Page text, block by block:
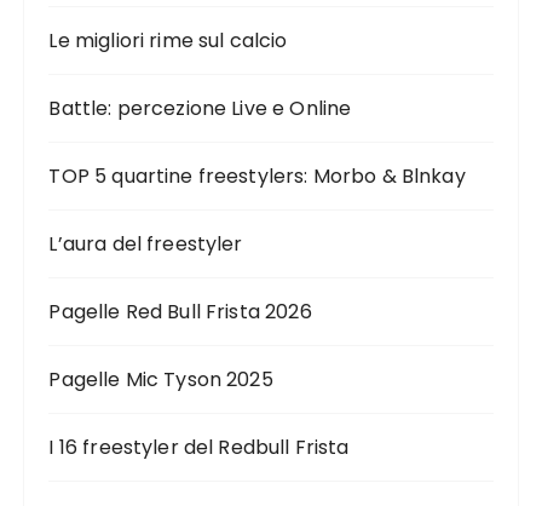
Le migliori rime sul calcio
Battle: percezione Live e Online
TOP 5 quartine freestylers: Morbo & Blnkay
L’aura del freestyler
Pagelle Red Bull Frista 2026
Pagelle Mic Tyson 2025
I 16 freestyler del Redbull Frista